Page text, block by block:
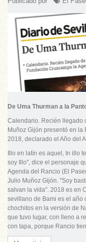
De Uma Thurman a la
Calendario. Recién llegado
Muñoz Gijón presentó en
2018, declarado el Año del
Illo en latín es aquel, In illo
soy Illo", dice el personaje
Agenda del Rancio (El
Julio Muñoz Gijón. "Soy
salvan la vida". 2018 es en
sevillano de Bami es el año
chochitos en la versión de
que tuvo lugar, con lleno a
con tapa, porque Rancio